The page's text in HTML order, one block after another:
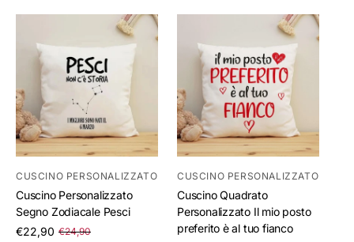
CUSCINO PERSONALIZZATO
Cuscino Personalizzato
Segno Zodiacale Pesci
€22,90 €24,90
/
CUSCINO PERSONALIZZATO
Cuscino Quadrato
Personalizzato Il mio posto
preferito è al tuo fianco